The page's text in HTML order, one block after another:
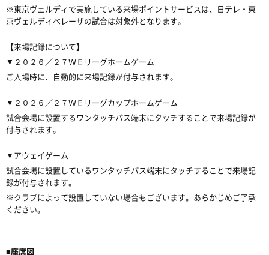
※東京ヴェルディで実施している来場ポイントサービスは、日テレ・東
京ヴェルディベレーザの試合は対象外となります。
【来場記録について】
▼２０２６／２７ＷＥリーグホームゲーム
ご入場時に、自動的に来場記録が付与されます。
▼２０２６／２７ＷＥリーグカップホームゲーム
試合会場に設置するワンタッチパス端末にタッチすることで来場記録が
付与されます。
▼アウェイゲーム
試合会場に設置しているワンタッチパス端末にタッチすることで来場記
録が付与されます。
※クラブによって設置していない場合もございます。あらかじめご了承
ください。
■座席図